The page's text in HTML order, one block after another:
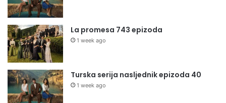
La promesa 743 epizoda
1 week ago
Turska serija nasljednik epizoda 40
1 week ago